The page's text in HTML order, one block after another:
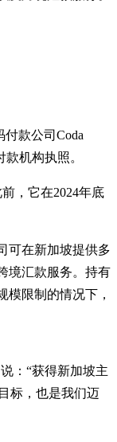
付款公司Coda
款机构执照。
，它在2024年底
可在新加坡提供多
境汇款服务。持有
模限制的情况下，
：“获得新加坡主
标，也是我们迈